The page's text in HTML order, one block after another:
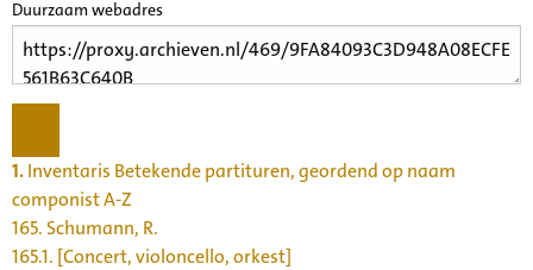
Duurzaam webadres
1.Inventaris Betekende partituren, geordend op naam
componist A-Z
165. Schumann, R.
165.1. [Concert, violoncello, orkest]